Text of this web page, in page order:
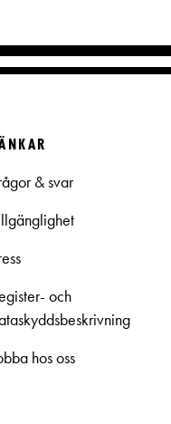
& svar
och
hos oss